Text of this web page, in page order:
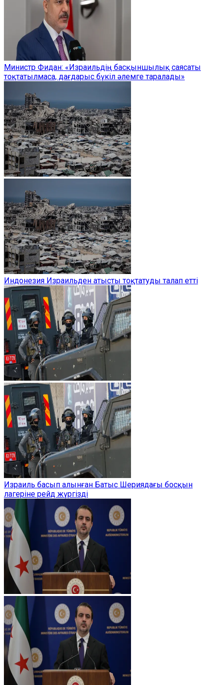
Министр Фидан: «Израильдің басқыншылық саясаты
тоқтатылмаса, дағдарыс бүкіл әлемге таралады»
Индонезия Израильден атысты тоқтатуды талап етті
Израиль басып алынған Батыс Шериядағы босқын
лагеріне рейд жүргізді